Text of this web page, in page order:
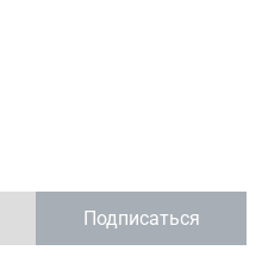
Подписаться